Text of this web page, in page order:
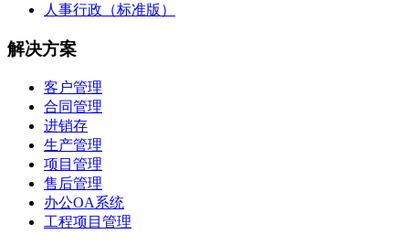
人事行政（标准版）
解决方案
客户管理
合同管理
进销存
生产管理
项目管理
售后管理
办公OA系统
工程项目管理